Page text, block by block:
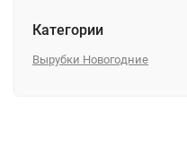
Категории
Вырубки Новогодние